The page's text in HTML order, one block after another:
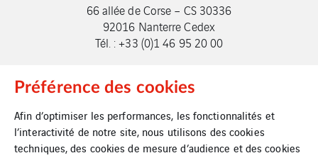
66 allée de Corse – CS 30336
92016 Nanterre Cedex
Tél. : +33 (0)1 46 95 20 00
Plan du site
Préférence des cookies
Afin d’optimiser les performances, les fonctionnalités et
l’interactivité de notre site, nous utilisons des cookies
techniques, des cookies de mesure d’audience et des cookies